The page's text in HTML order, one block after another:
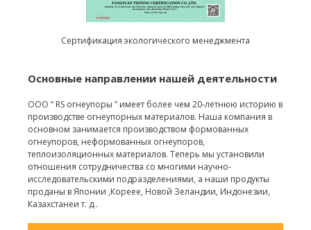
Сертификация экологического менеджмента
Основные направлении нашей деятельности
ООО “ RS огнеупоры ” имеет более чем 20-летнюю историю в
производстве огнеупорных материалов. Наша компания в
основном занимается производством формованных
огнеупоров, неформованных огнеупоров,
теплоизоляционных материалов. Теперь мы установили
отношения сотрудничества со многими научно-
исследовательскими подразделениями, а наши продукты
проданы в Японии ,Кореее, Новой Зеландии, Индонезии,
Казахстанеи т. д..